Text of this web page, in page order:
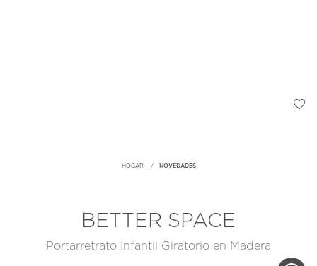
HOGAR NOVEDADES
BETTER SPACE
Portarretrato Infantil Giratorio en Madera